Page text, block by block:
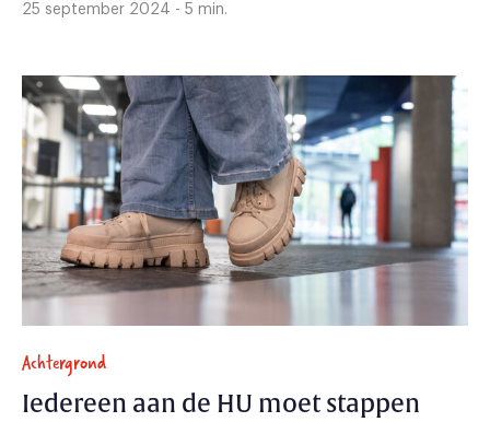
25 september 2024 - 5 min.
Achtergrond
Iedereen aan de HU moet stappen